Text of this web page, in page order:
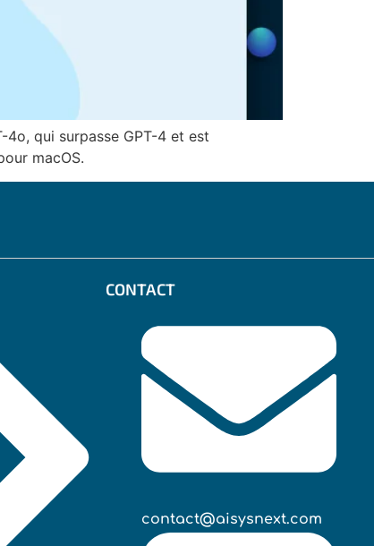
4o, qui surpasse GPT-4 et est
macOS.
CONTACT
contact@aisysnext.com